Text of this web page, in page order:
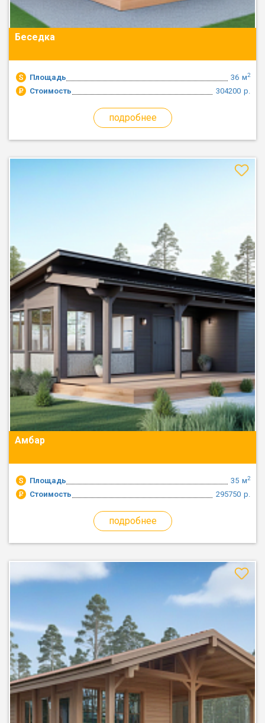
Беседка
Площадь м2
36
Стоимость
р.
304200
подробнее
Амбар
Площадь м2
35
Стоимость
р.
295750
подробнее